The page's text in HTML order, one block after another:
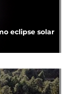
eclipse solar